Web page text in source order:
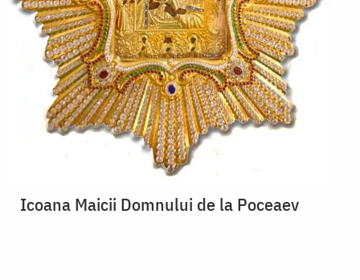
Icoana Maicii Domnului de la Poceaev